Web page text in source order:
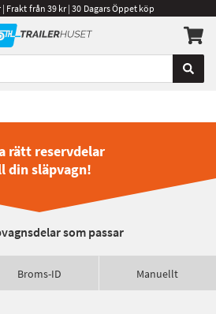
Frakt från 39 kr | 30 Dagars Öppet köp
rätt reservdelar
din släpvagn!
som passar
Broms-ID Manuellt